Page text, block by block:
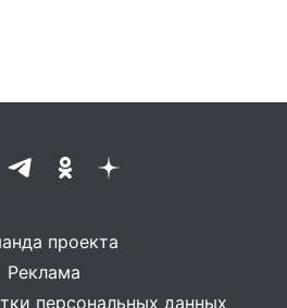
проекта
Реклама
персональных данных